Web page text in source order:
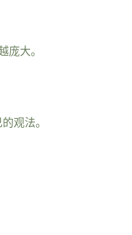
大。
观法。